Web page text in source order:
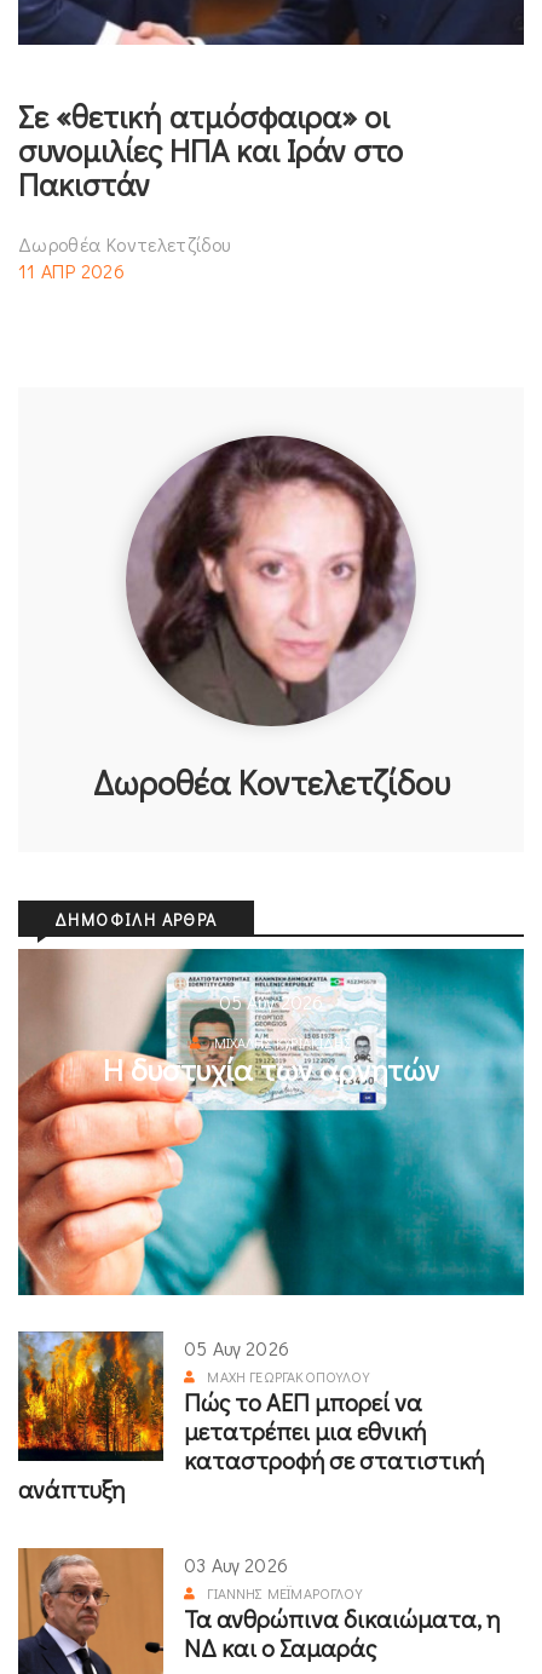
Σε «θετική ατμόσφαιρα» οι
συνομιλίες ΗΠΑ και Ιράν στο
Πακιστάν
Δωροθέα Κοντελετζίδου
11 ΑΠΡ 2026
Δωροθέα Κοντελετζίδου
ΔΗΜΟΦΙΛΉ ΆΡΘΡΑ
05 Αυγ 2026
ΜΙΧΆΛΗΣ ΚΥΡΙΑΚΊΔΗΣ
Η δυστυχία των αρνητών
05 Αυγ 2026
ΜΆΧΗ ΓΕΩΡΓΑΚΟΠΟΎΛΟΥ
Πώς το ΑΕΠ μπορεί να
μετατρέπει μια εθνική
καταστροφή σε στατιστική
ανάπτυξη
03 Αυγ 2026
ΓΙΆΝΝΗΣ ΜΕΪΜΆΡΟΓΛΟΥ
Τα ανθρώπινα δικαιώματα, η
ΝΔ και ο Σαμαράς